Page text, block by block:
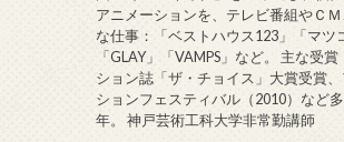
アニメーションを、テレビ番組やＣ
な仕事：「ベストハウス123」「マツ
「GLAY」「VAMPS」など。 主な受
ション誌「ザ・チョイス」大賞受賞
ションフェスティバル（2010）など
年。 神戸芸術工科大学非常勤講師